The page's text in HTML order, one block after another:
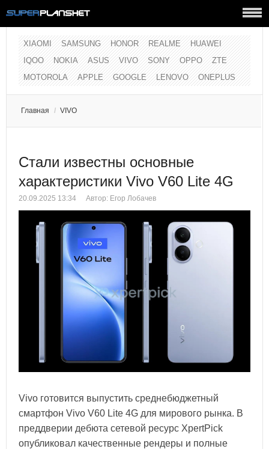
XIAOMI SAMSUNG HONOR REALME
HUAWEI
IQOO
NOKIA ASUS VIVO SONY OPPO
ZTE
MOTOROLA
APPLE GOOGLE LENOVO ONEPLUS
Главная / VIVO
Стали известны основные
характеристики Vivo V60 Lite 4G
20.09.2025 13:34 Автор: Егор Лобачев
Vivo готовится выпустить среднебюджетный
смартфон Vivo V60 Lite 4G для мирового рынка. В
преддверии дебюта сетевой ресурс XpertPick
опубликовал качественные рендеры и полные